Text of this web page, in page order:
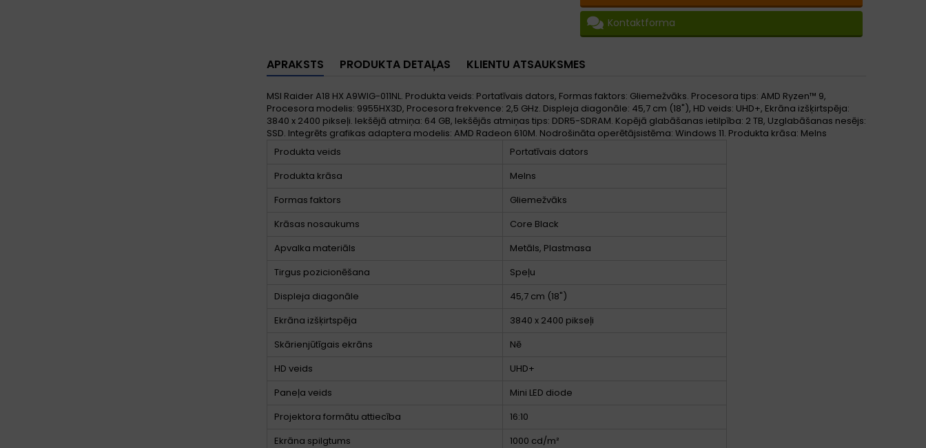
Kontaktforma
APRAKSTS PRODUKTA DETAĻAS KLIENTU ATSAUKSMES
MSI Raider A18 HX A9WIG-011NL. Produkta veids: Portatīvais dators, Formas faktors: Gliemežvāks. Procesora tips: AMD Ryzen™ 9,
Procesora modelis: 9955HX3D, Procesora frekvence: 2,5 GHz. Displeja diagonāle: 45,7 cm (18"), HD veids: UHD+, Ekrāna izšķirtspēja:
3840 x 2400 pikseļi. Iekšējā atmiņa: 64 GB, Iekšējās atmiņas tips: DDR5-SDRAM. Kopējā glabāšanas ietilpība: 2 TB, Uzglabāšanas nesējs:
SSD. Integrēts grafikas adaptera modelis: AMD Radeon 610M. Nodrošināta operētājsistēma: Windows 11. Produkta krāsa: Melns
Produkta veids
Portatīvais dators
Produkta krāsa
Melns
Formas faktors
Gliemežvāks
Krāsas nosaukums
Core Black
Apvalka materiāls
Metāls, Plastmasa
Tirgus pozicionēšana
Speļu
Displeja diagonāle
45,7 cm (18")
Ekrāna izšķirtspēja
3840 x 2400 pikseļi
Skārienjūtīgais ekrāns
Nē
HD veids
UHD+
Paneļa veids
Mini LED diode
Projektora formātu attiecība
16:10
Ekrāna spilgtums
1000 cd/m²